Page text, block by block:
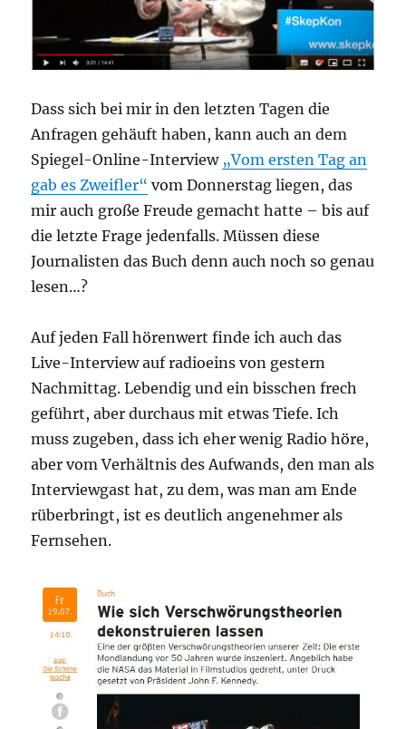
Dass sich bei mir in den letzten Tagen die
Anfragen gehäuft haben, kann auch an dem
Spiegel-Online-Interview „Vom ersten Tag an
gab es Zweifler“ vom Donnerstag liegen, das
mir auch große Freude gemacht hatte – bis auf
die letzte Frage jedenfalls. Müssen diese
Journalisten das Buch denn auch noch so genau
lesen…?
Auf jeden Fall hörenwert finde ich auch das
Live-Interview auf radioeins von gestern
Nachmittag. Lebendig und ein bisschen frech
geführt, aber durchaus mit etwas Tiefe. Ich
muss zugeben, dass ich eher wenig Radio höre,
aber vom Verhältnis des Aufwands, den man als
Interviewgast hat, zu dem, was man am Ende
rüberbringt, ist es deutlich angenehmer als
Fernsehen.